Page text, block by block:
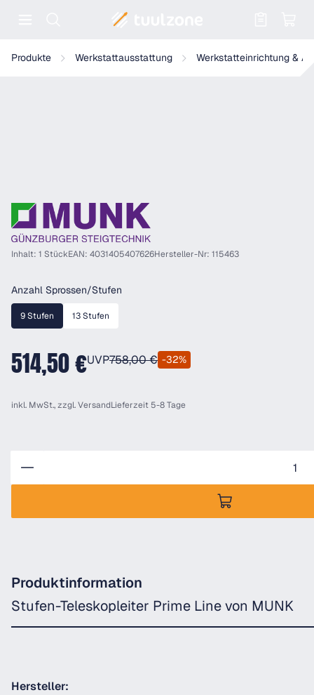
Produkte Werkstattausstattung Werkstatteinrichtung &
Munk Stufen-Teleskopleiter Prime Line
Inhalt: 1 StückEAN: 4031405407626Hersteller-Nr: 115463
Anzahl Sprossen/Stufen
9 Stufen 13 Stufen
514,50 €UVP758,00 € -32%
inkl. MwSt., zzgl.VersandLieferzeit 5-8 Tage
Produktinformation
Stufen-Teleskopleiter Prime Line von MUNK
Hersteller: